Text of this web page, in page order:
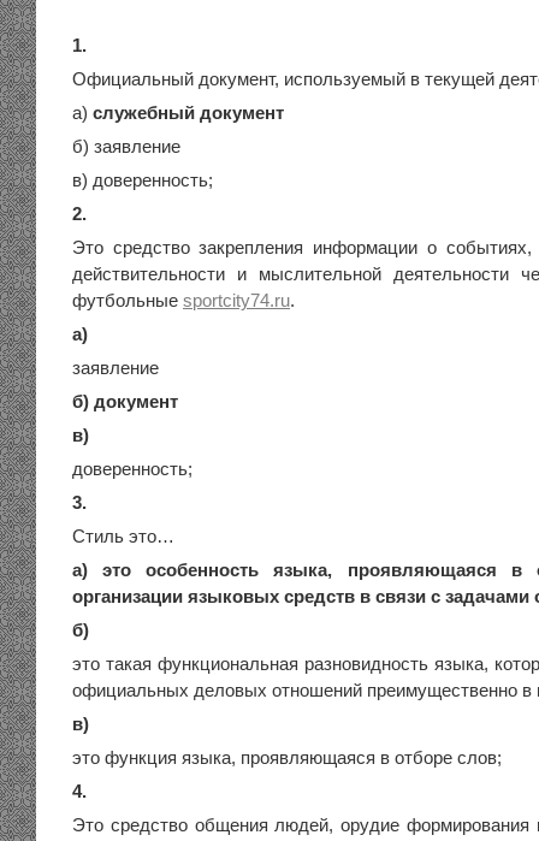
1.
Официальный документ, используемый в текущей
а) служебный документ
б) заявление
в) доверенность;
2.
Это средство закрепления информации о событиях,
действительности и мыслительной деятельности
футбольные sportcity74.ru.
а)
заявление
б) документ
в)
доверенность;
3.
Стиль это…
а) это особенность языка, проявляющаяся в
организации языковых средств в связи с
б)
это такая функциональная разновидность языка,
официальных деловых отношений преимущественно в
в)
это функция языка, проявляющаяся в отборе слов;
4.
Это средство общения людей, орудие